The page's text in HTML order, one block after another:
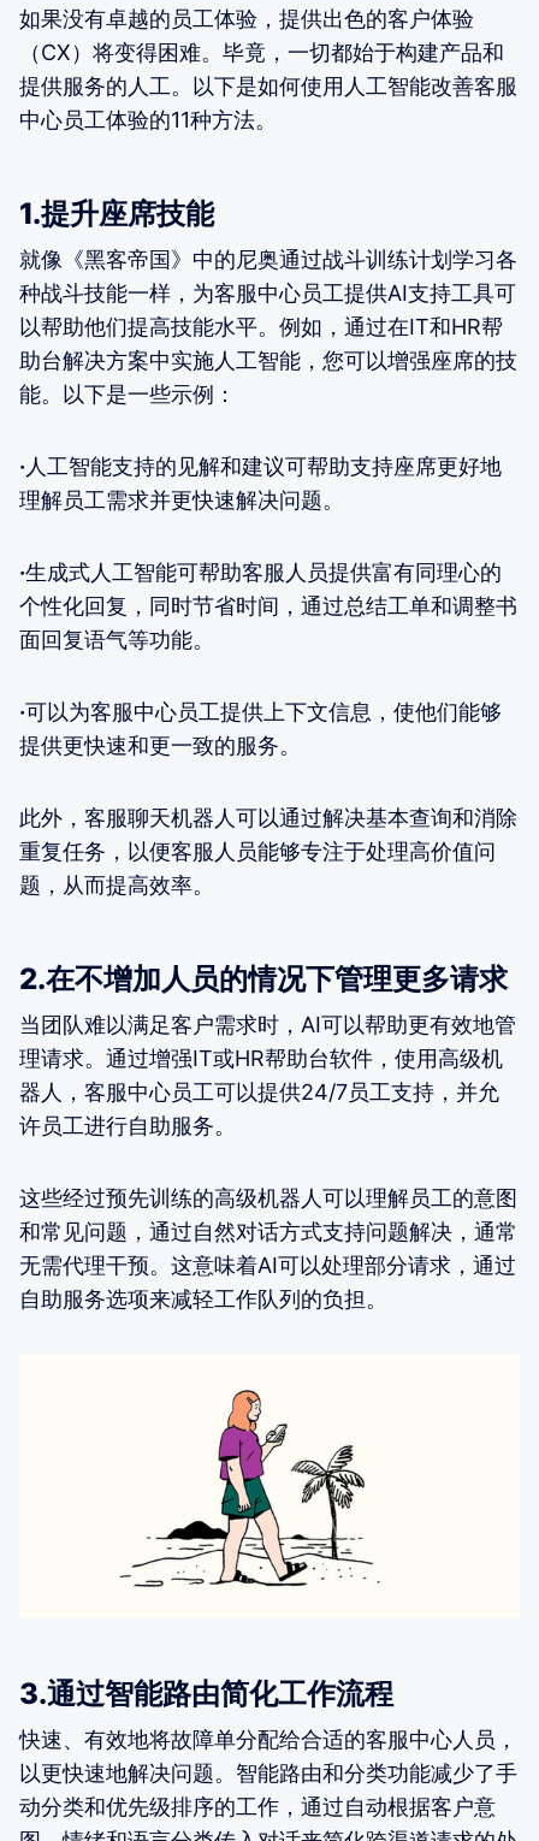
如果没有卓越的员工体验，提供出色的客户体验
（CX）将变得困难。毕竟，一切都始于构建产品和
提供服务的人工。以下是如何使用人工智能改善客服
中心员工体验的11种方法。
1.提升座席技能
就像《黑客帝国》中的尼奥通过战斗训练计划学习各
种战斗技能一样，为客服中心员工提供AI支持工具可
以帮助他们提高技能水平。例如，通过在IT和HR帮
助台解决方案中实施人工智能，您可以增强座席的技
能。以下是一些示例：
· 人工智能支持的见解和建议可帮助支持座席更好地
理解员工需求并更快速解决问题。
·生成式人工智能可帮助客服人员提供富有同理心的
个性化回复，同时节省时间，通过总结工单和调整书
面回复语气等功能。
·可以为客服中心员工提供上下文信息，使他们能够
提供更快速和更一致的服务。
此外，客服聊天机器人可以通过解决基本查询和消除
重复任务，以便客服人员能够专注于处理高价值问
题，从而提高效率。
2.在不增加人员的情况下管理更多请求
当团队难以满足客户需求时，AI可以帮助更有效地管
理请求。通过增强IT或HR帮助台软件，使用高级机
器人，客服中心员工可以提供24/7员工支持，并允
许员工进行自助服务。
这些经过预先训练的高级机器人可以理解员工的意图
和常见问题，通过自然对话方式支持问题解决，通常
无需代理干预。这意味着AI可以处理部分请求，通过
自助服务选项来减轻工作队列的负担。
3.通过智能路由简化工作流程
快速、有效地将故障单分配给合适的客服中心人员，
以更快速地解决问题。智能路由和分类功能减少了手
动分类和优先级排序的工作，通过自动根据客户意